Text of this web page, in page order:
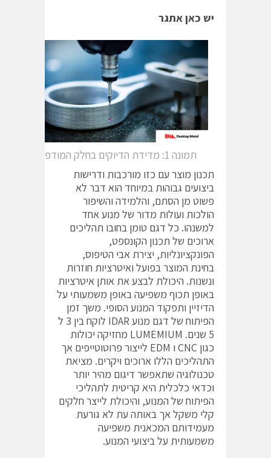
יש כאן אתגר
תמונה 1: מדידת הדיוקים בחלק המודפס
תכנון מוצר עם כזו מורכבות ודרישות
ביצועים גבוהות במיוחד הוא דבר לא
פשוט מן הסתם, והלמידה והשיפור
הולכות ועולות מדור של מנוע אחד
למשנהו. כל דגם טומן בחובו תהליכים
ארוכים של תכנון הקונספט,
הפונקציונליות, יצירת אבי הטיפוס,
בחינת המוצר בפועל ואיטרציות חוזרות
ונשנות. היכולת לבצע את אותן איטרציות
באופן תכוף משפיעה באופן משמעותי על
הדיזיין ותפקוד המנוע הסופי. משך זמן
הפיתוח של דגם מנוע IDAR לוקח בין 3 ל
5 שנים. LUMEMIUM מחזיקה יכולות
כגון CNC ו EDM לייצור פרוטוטייפים אך
התהליכים הללו ארוכים ויקרים. מציאת
טכנולוגיה שתאפשר דיגום מהיר יותר
וכדאי כלכלית היא קריטית לתהליכי
הפיתוח של המנוע, והיכולת לייצר חלקים
קלי משקל אך באותה עת לא גורעת
מעמידותם המכאנית משפיעה
משמעותית על ביצועי המנוע.